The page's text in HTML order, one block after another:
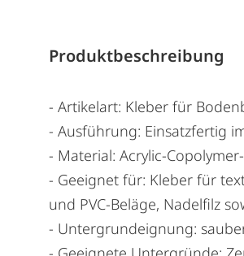
Produktbeschreibung
- Artikelart: Kleber für
- Ausführung: Einsatzfertig
- Material: Acrylic-
- Geeignet für: Kleber für
und PVC-Beläge, Nadelfilz
- Untergrundeignung: